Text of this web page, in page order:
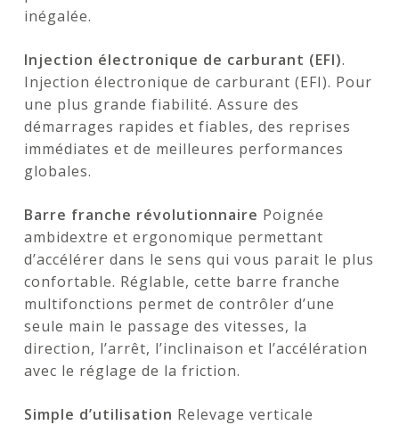
inégalée.
Injection électronique de carburant (EFI).
Injection électronique de carburant (EFI). Pour
une plus grande fiabilité. Assure des
démarrages rapides et fiables, des reprises
immédiates et de meilleures performances
globales.
Barre franche révolutionnaire Poignée
ambidextre et ergonomique permettant
d’accélérer dans le sens qui vous parait le plus
confortable. Réglable, cette barre franche
multifonctions permet de contrôler d’une
seule main le passage des vitesses, la
direction, l’arrêt, l’inclinaison et l’accélération
avec le réglage de la friction.
Simple d’utilisation Relevage verticale